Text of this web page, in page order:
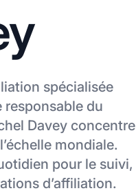
spécialisée
responsable du
Davey concentre
mondiale.
pour le suivi,
d’affiliation.